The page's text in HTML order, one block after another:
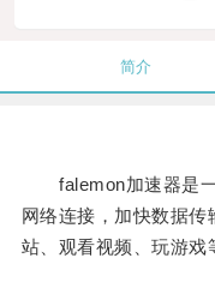
简介
falemon加速器是一
网络连接，加快数据
站、观看视频、玩游戏